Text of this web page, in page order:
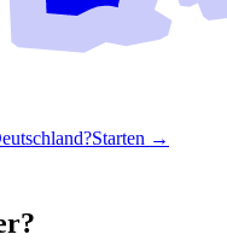
Starten →